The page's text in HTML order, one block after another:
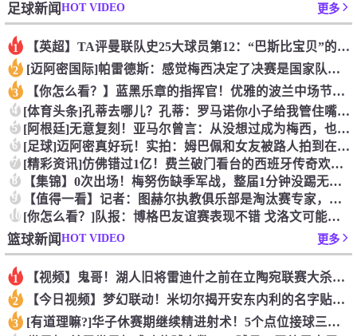
足球新闻HOT VIDEO 更多
1 【英超】TA评曼联队史25大球员第12：“巴斯比宝贝”的绝佳
2 [迈阿密国际]帕雷德斯：感觉梅西决定了决赛是国家队最后一战，
3 【你怎么看？】蓝黑乐章的指挥官！优雅的波兰中场节拍器！
4 [体育头条]孔蒂去哪儿？孔蒂：罗马诺你小子给我管住嘴哈！
5 [阿根廷]无意复刻！亚马尔曾言：从没想过成为梅西，也不会穿他
6 [足球]迈阿密真好玩！实拍：姆巴佩和女友被路人拍到在夜店狂欢
7 [精彩资讯]仿佛错过1亿！费兰破门看台的西班牙传奇欢呼，拉莫
8 【集锦】0次出场！梅努伤缺季军战，整届1分钟没踢无缘世界杯首
9 【值得一看】记者：图赫尔执教俱乐部是淘汰赛专家，但在真正压力
10 [你怎么看？]队报：博格巴友谊赛表现不错 戈洛文可能加盟沙特
篮球新闻HOT VIDEO 更多
1 【视频】鬼哥！湖人旧将雷迪什之前在立陶宛联赛大杀四方
2 【今日视频】梦幻联动！米切尔揭开安东内利的名字贴纸！
3 [有道理嘛?]华子休赛期继续精进射术！5个点位接球三分全部命